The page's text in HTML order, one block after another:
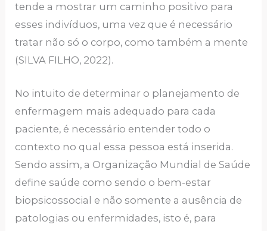
tende a mostrar um caminho positivo para
esses indivíduos, uma vez que é necessário
tratar não só o corpo, como também a mente
(SILVA FILHO, 2022).
No intuito de determinar o planejamento de
enfermagem mais adequado para cada
paciente, é necessário entender todo o
contexto no qual essa pessoa está inserida.
Sendo assim, a Organização Mundial de Saúde
define saúde como sendo o bem-estar
biopsicossocial e não somente a ausência de
patologias ou enfermidades, isto é, para